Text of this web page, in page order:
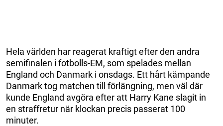
Hela världen har reagerat kraftigt efter den andra
semifinalen i fotbolls-EM, som spelades mellan
England och Danmark i onsdags. Ett hårt kämpande
Danmark tog matchen till förlängning, men väl där
kunde England avgöra efter att Harry Kane slagit in
en straffretur när klockan precis passerat 100
minuter.